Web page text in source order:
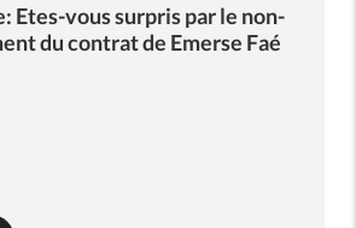
Etes-vous surpris par le non-
du contrat de Emerse Faé